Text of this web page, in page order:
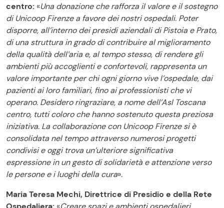
centro: «Una donazione che rafforza il valore e il sostegno
di Unicoop Firenze a favore dei nostri ospedali. Poter
disporre, all’interno dei presidi aziendali di Pistoia e Prato,
di una struttura in grado di contribuire al miglioramento
della qualità dell’aria e, al tempo stesso, di rendere gli
ambienti più accoglienti e confortevoli, rappresenta un
valore importante per chi ogni giorno vive l’ospedale, dai
pazienti ai loro familiari, fino ai professionisti che vi
operano. Desidero ringraziare, a nome dell’Asl Toscana
centro, tutti coloro che hanno sostenuto questa preziosa
iniziativa. La collaborazione con Unicoop Firenze si è
consolidata nel tempo attraverso numerosi progetti
condivisi e oggi trova un’ulteriore significativa
espressione in un gesto di solidarietà e attenzione verso
le persone e i luoghi della cura».
Maria Teresa Mechi, Direttrice di Presidio e della Rete